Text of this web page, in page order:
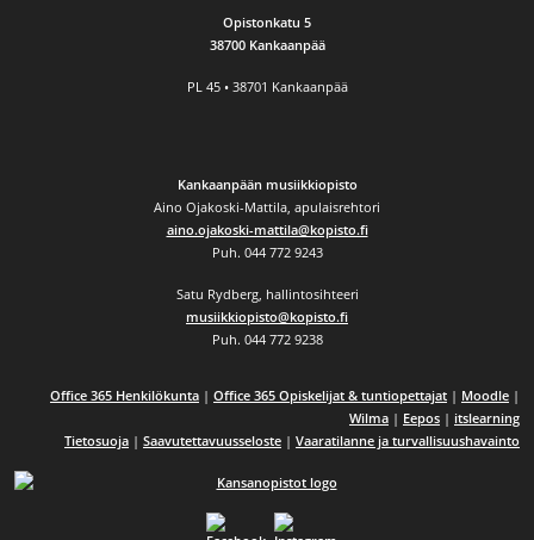
Opistonkatu 5
38700 Kankaanpää
PL 45 • 38701 Kankaanpää
Kankaanpään musiikkiopisto
Aino Ojakoski-Mattila, apulaisrehtori
aino.ojakoski-mattila@kopisto.fi
Puh. 044 772 9243
Satu Rydberg, hallintosihteeri
musiikkiopisto@kopisto.fi
Puh. 044 772 9238
Office 365 Henkilökunta | Office 365 Opiskelijat & tuntiopettajat | Moodle |
Wilma | Eepos | itslearning
Tietosuoja | Saavutettavuusseloste | Vaaratilanne ja turvallisuushavainto